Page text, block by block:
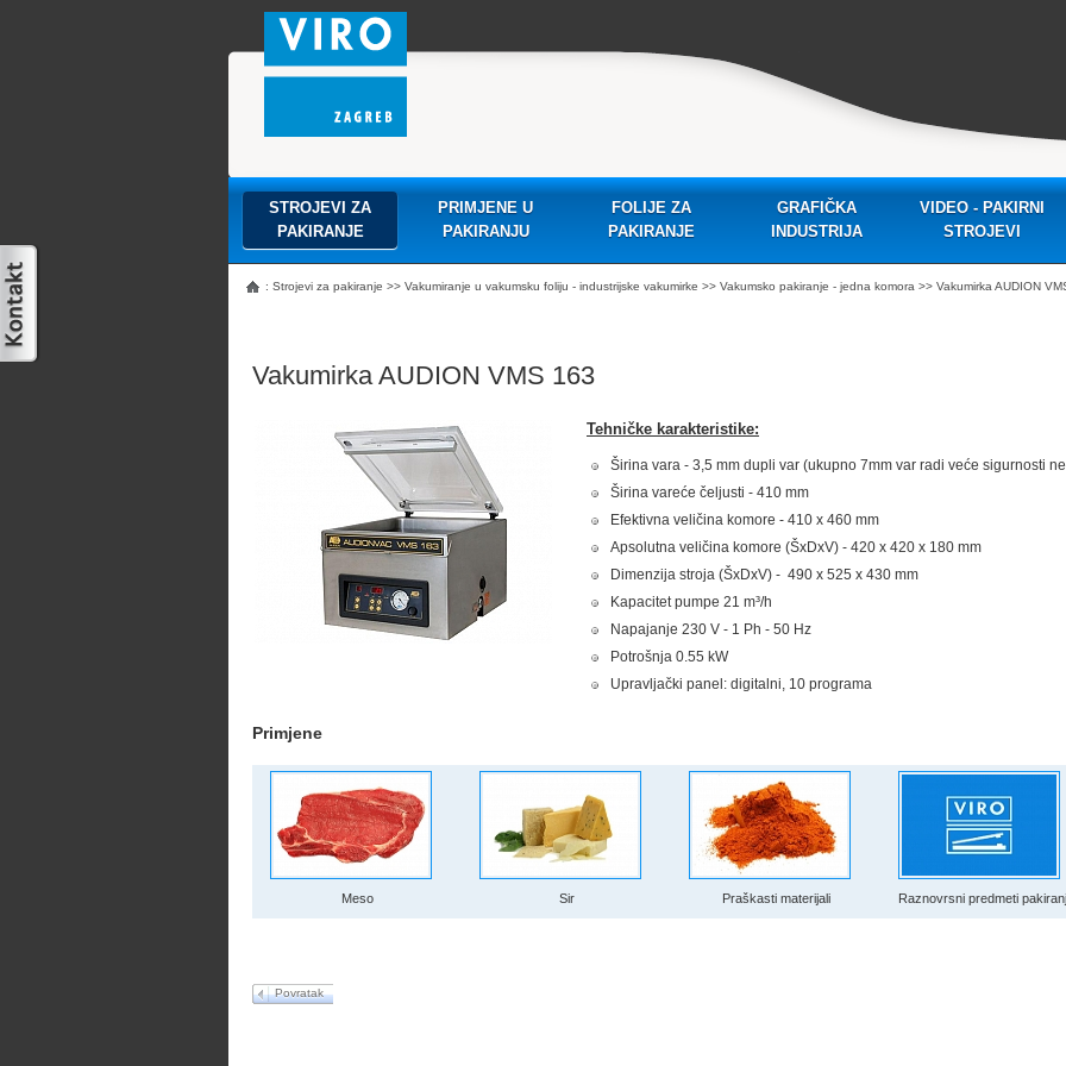
STROJEVI ZA
PAKIRANJE
PRIMJENE U
PAKIRANJU
FOLIJE ZA
PAKIRANJE
GRAFIČKA
INDUSTRIJA
VIDEO - PAKIRNI
STROJEVI
: Strojevi za pakiranje >> Vakumiranje u vakumsku foliju - industrijske vakumirke >> Vakumsko pakiranje - jedna komora >> Vakumirka AUDION
Vakumirka AUDION VMS 163
Tehničke karakteristike:
Širina vara - 3,5 mm dupli var (ukupno 7mm var radi veće sigurnosti
Širina vareće čeljusti - 410 mm
Efektivna veličina komore - 410 x 460 mm
Apsolutna veličina komore (ŠxDxV) - 420 x 420 x 180 mm
Dimenzija stroja (ŠxDxV) - 490 x 525 x 430 mm
Kapacitet pumpe 21 m³/h
Napajanje 230 V - 1 Ph - 50 Hz
Potrošnja 0.55 kW
Upravljački panel: digitalni, 10 programa
Primjene
Meso Sir Praškasti materijali Raznovrsni predmeti
Povratak